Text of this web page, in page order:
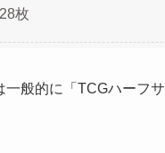
枚
一般的に「TCGハーフ